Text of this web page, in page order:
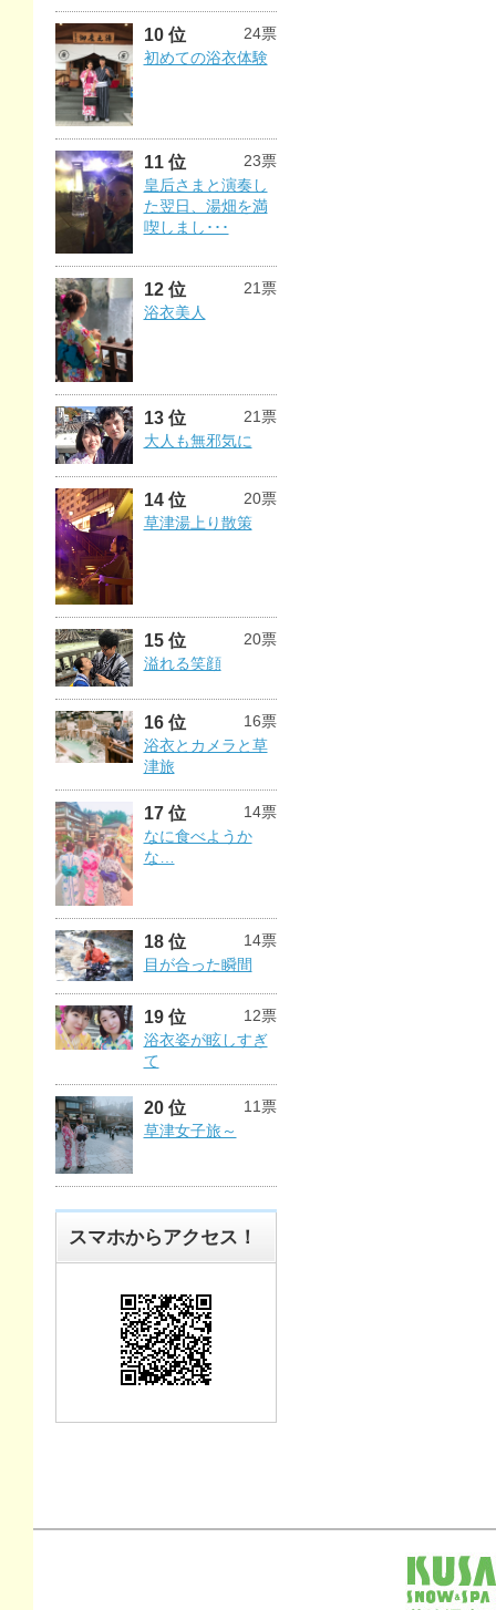
10 位
24票
初めての浴衣体験
11 位
23票
皇后さまと演奏し
た翌日、湯畑を満
喫しまし･･･
12 位
21票
浴衣美人
13 位
21票
大人も無邪気に
14 位
20票
草津湯上り散策
15 位
20票
溢れる笑顔
16 位
16票
浴衣とカメラと草
津旅
17 位
14票
なに食べようか
な…
18 位
14票
目が合った瞬間
19 位
12票
浴衣姿が眩しすぎ
て
20 位
11票
草津女子旅～
スマホからアクセス！